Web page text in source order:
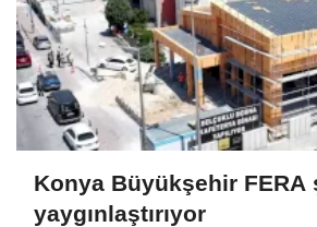
Konya Büyükşehir FERA
yaygınlaştırıyor